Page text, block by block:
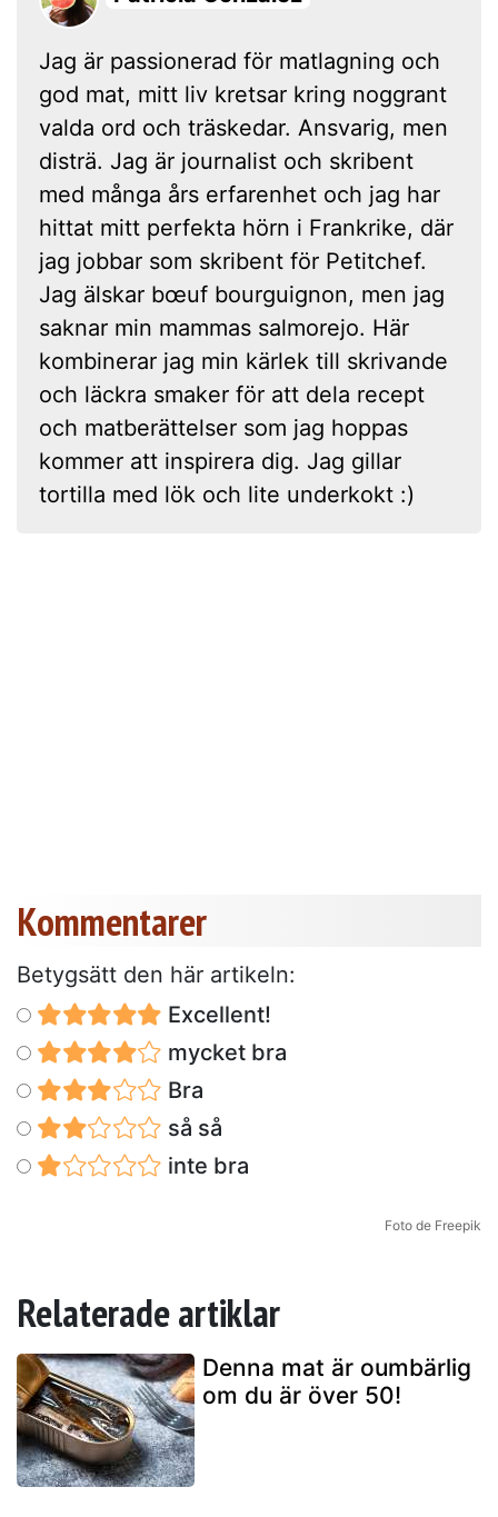
Jag är passionerad för matlagning och
god mat, mitt liv kretsar kring noggrant
valda ord och träskedar. Ansvarig, men
disträ. Jag är journalist och skribent
med många års erfarenhet och jag har
hittat mitt perfekta hörn i Frankrike, där
jag jobbar som skribent för Petitchef.
Jag älskar bœuf bourguignon, men jag
saknar min mammas salmorejo. Här
kombinerar jag min kärlek till skrivande
och läckra smaker för att dela recept
och matberättelser som jag hoppas
kommer att inspirera dig. Jag gillar
tortilla med lök och lite underkokt :)
Kommentarer
Betygsätt den här artikeln:
Excellent!
mycket bra
Bra
så så
inte bra
Foto de Freepik
Relaterade artiklar
Denna mat är oumbärlig
om du är över 50!